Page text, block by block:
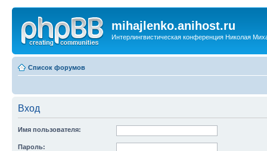
mihajlenko.anihost.ru
Интерлингвистическая конференция Николая
Список форумов
Вход
Имя пользователя:
Пароль: